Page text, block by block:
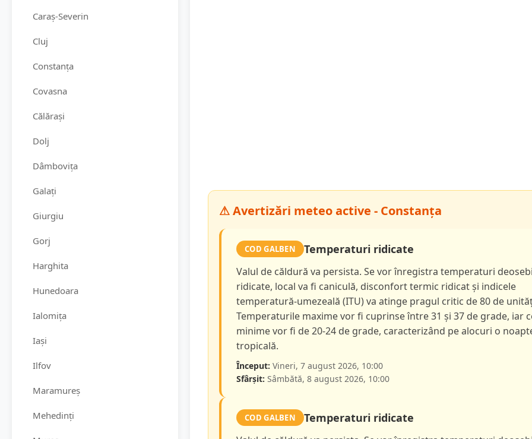
Caraș-Severin
Cluj
Constanța
Covasna
Călărași
Dolj
Dâmbovița
Galați
Giurgiu
Gorj
Harghita
Hunedoara
Ialomița
Iași
Ilfov
Maramureș
Mehedinți
⚠ Avertizări meteo active - Constanța
COD GALBEN Temperaturi ridicate
Valul de căldură va persista. Se vor înregistra temperaturi
ridicate, local va fi caniculă, disconfort termic ridicat și indicele
temperatură-umezeală (ITU) va atinge pragul critic de 80 de
Temperaturile maxime vor fi cuprinse între 31 și 37 de grade, iar
minime vor fi de 20-24 de grade, caracterizând pe alocuri o
tropicală.
Început: Vineri, 7 august 2026, 10:00
Sfârșit: Sâmbătă, 8 august 2026, 10:00
COD GALBEN Temperaturi ridicate